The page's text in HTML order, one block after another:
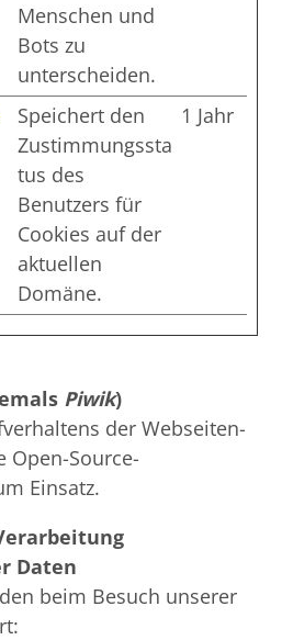
Menschen und
Bots zu
unterscheiden.
Speichert den
Zustimmungssta
tus des
Benutzers für
Cookies auf der
aktuellen
Domäne.
1 Jahr
Piwik)
der Webseiten-
Open-Source-
Einsatz.
Daten
beim Besuch unserer